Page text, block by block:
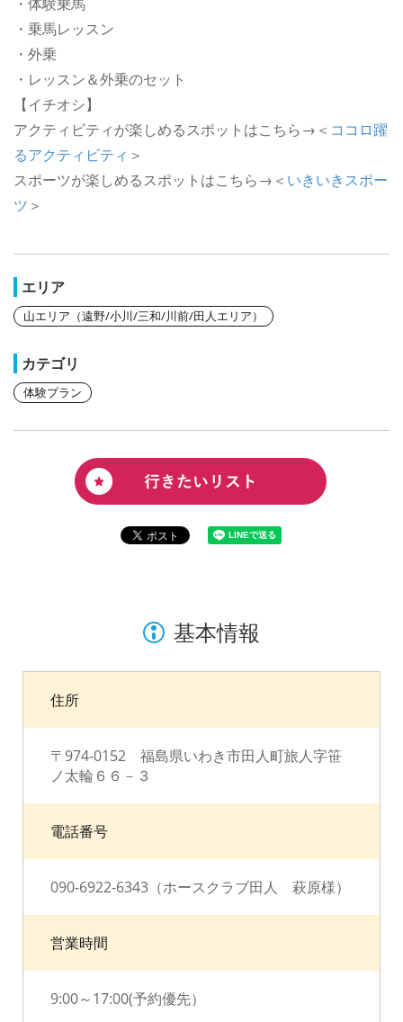
・乗馬レッスン
・外乗
・レッスン＆外乗のセット
【イチオシ】
アクティビティが楽しめるスポットはこちら→＜ ココロ躍
るアクティビティ ＞
スポーツが楽しめるスポットはこちら→＜ いきいきスポー
ツ ＞
エリア
山エリア（遠野/小川/三和/川前/田人エリア）
カテゴリ
体験プラン
基本情報
住所
〒974-0152 福島県いわき市田人町旅人字笹
ノ太輪６６－３
電話番号
090-6922-6343（ホースクラブ田人 萩原様）
営業時間
9:00～17:00(予約優先）